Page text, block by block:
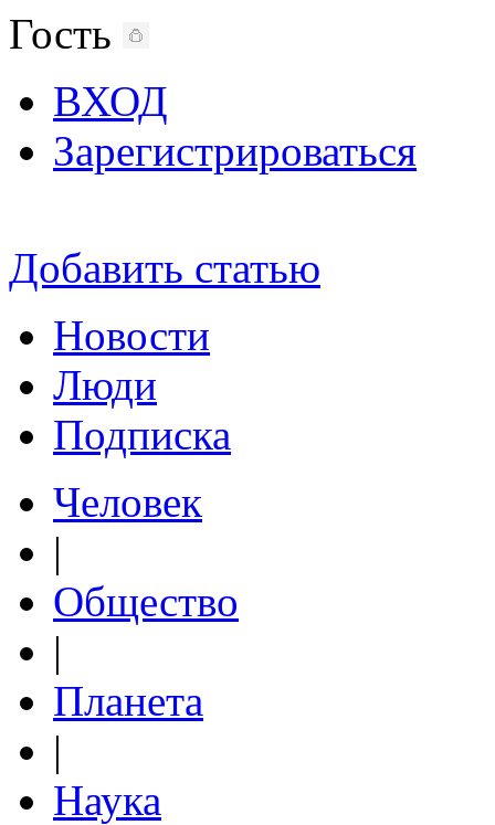
Гость
ВХОД
Зарегистрироваться
Добавить статью
Новости
Люди
Подписка
Человек
|
Общество
|
Планета
|
Наука